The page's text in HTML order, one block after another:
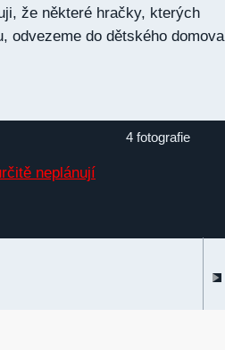
že některé hračky, kterých
odvezeme do dětského domova
4 fotografie